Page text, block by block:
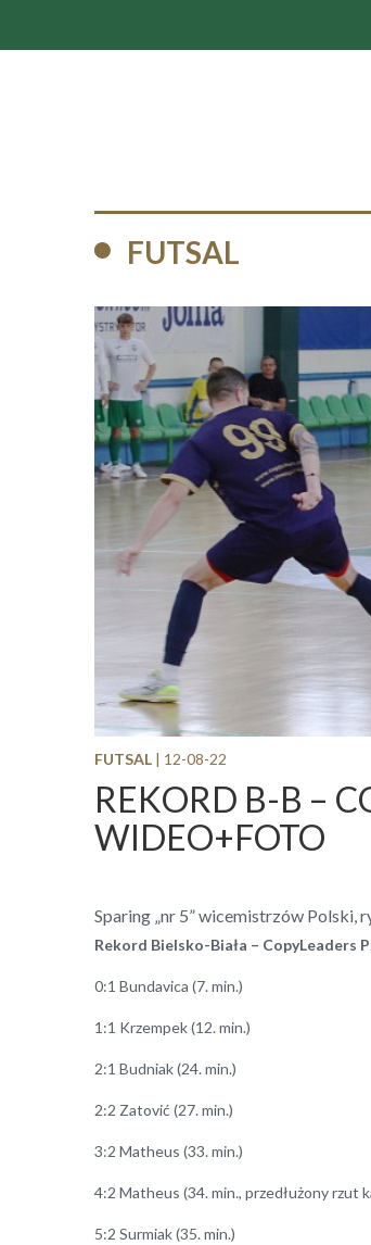
FUTSAL
FUTSAL | 12-08-22
REKORD B-B –
WIDEO+FOTO
Sparing „nr 5” wicemistrzów Polski,
Rekord Bielsko-Biała – CopyLeaders
0:1 Bundavica (7. min.)
1:1 Krzempek (12. min.)
2:1 Budniak (24. min.)
2:2 Zatović (27. min.)
3:2 Matheus (33. min.)
4:2 Matheus (34. min., przedłużony rzut
5:2 Surmiak (35. min.)